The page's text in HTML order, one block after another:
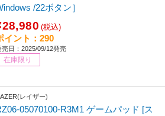
/22ボタン］
(税込)
イント：290
売日：2025/09/12発売
在庫限り
レイザー)
05070100-R3M1 ゲームパッド [ス